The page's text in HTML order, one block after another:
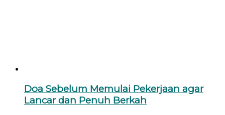
Doa Sebelum Memulai Pekerjaan agar
Lancar dan Penuh Berkah